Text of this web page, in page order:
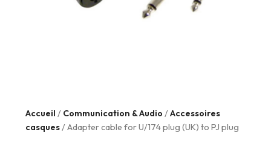
Accueil / Communication & Audio /Accessoires
casques/ Adapter cable for U/174 plug (UK) to PJ plug